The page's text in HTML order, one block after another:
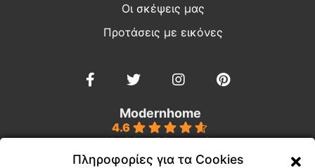
Οι σκέψεις μας
Προτάσεις με εικόνες
Modernhome
4.6
Με βάση 39 κριτικές
powered byGoogle
Πληροφορίες για τα Cookies